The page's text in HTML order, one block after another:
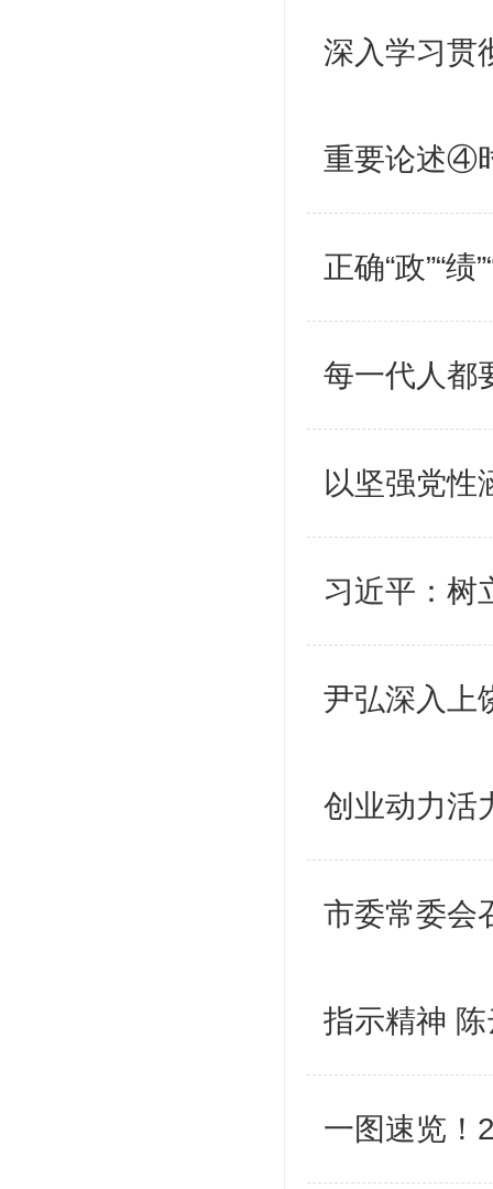
深入学习贯
重要论述④
正确“政”“
每一代人都
以坚强党性
习近平：树
尹弘深入上
创业动力活
市委常委会
指示精神
一图速览！